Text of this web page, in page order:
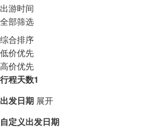
出游时间
全部筛选
综合排序
低价优先
高价优先
行程天数1
出发日期 展开
自定义出发日期